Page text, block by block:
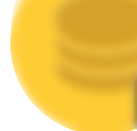
Des rendements élevés et un accès